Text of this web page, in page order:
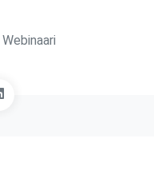
Webinaari